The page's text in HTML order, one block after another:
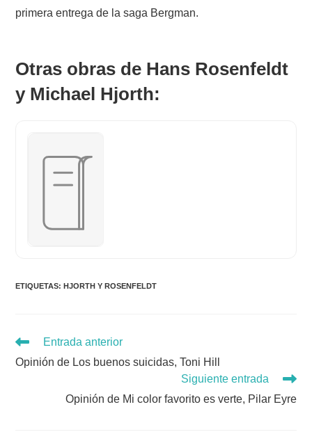
primera entrega de la saga Bergman.
Otras obras de Hans Rosenfeldt
y Michael Hjorth:
ETIQUETAS:HJORTH Y ROSENFELDT
Leer
artículos
Entrada anterior
Opinión de Los buenos suicidas, Toni Hill
Siguiente entrada
Opinión de Mi color favorito es verte, Pilar Eyre